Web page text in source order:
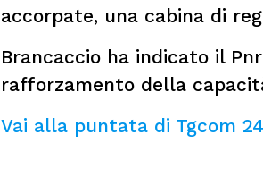
accorpate, una cabina di
Brancaccio ha indicato il
rafforzamento della
Vai alla puntata di Tgcom 24